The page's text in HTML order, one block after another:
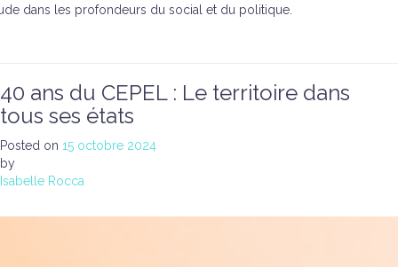
dans les profondeurs du social et du politique.
40 ans du CEPEL : Le territoire dans
tous ses états
Posted on 15 octobre 2024
by
Isabelle Rocca